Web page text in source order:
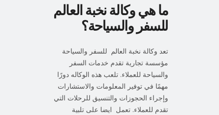
ما هي وكالة نخبة العالم
للسفر والسياحة؟
تعد وكالة نخبة العالم للسفر والسياحة
مؤسسة تجارية تقدم خدمات السفر
والسياحة للعملاء. تلعب هذه الوكاله دورًا
مهمًا في توفير المعلومات والاستشارات
وإجراء الحجوزات والتنسيق للرحلات التي
تقدم للعملاء. تعمل ايضا على تلبية